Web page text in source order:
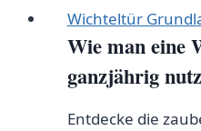
von ihrem spirituellen
Besuchen Sie unsere
Sie sich von der
Wichteltür
Wie man eine
ganzjährig
Entdecke die